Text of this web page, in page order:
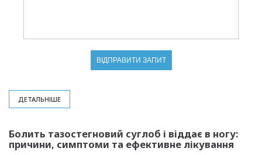
ДЕТАЛЬНІШЕ
Болить тазостегновий суглоб і віддає в ногу:
причини, симптоми та ефективне лікування